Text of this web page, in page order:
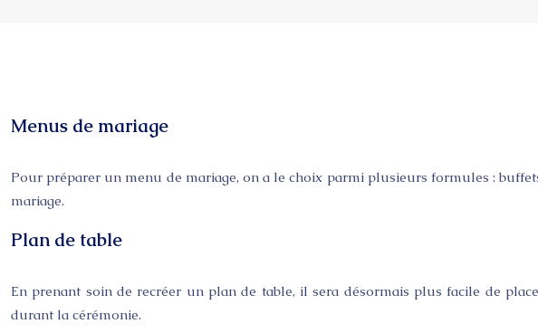
Menus de mariage
Pour préparer un menu de mariage, on a le choix parmi plusieurs formules :
mariage.
Plan de table
En prenant soin de recréer un plan de table, il sera désormais plus facile de
durant la cérémonie.